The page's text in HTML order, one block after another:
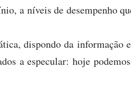
a níveis de desempenho
dispondo da informação
a especular: hoje